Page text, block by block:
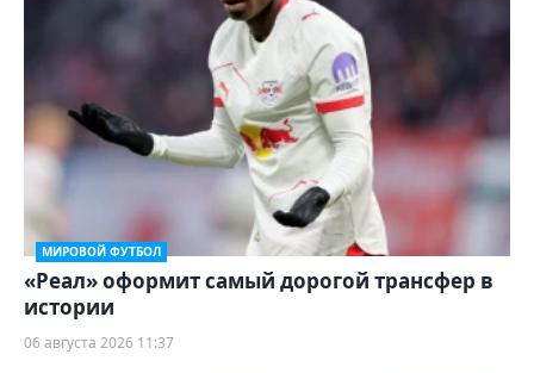
МИРОВОЙ ФУТБОЛ
«Реал» оформит самый дорогой трансфер в
истории
06 августа 2026 11:37